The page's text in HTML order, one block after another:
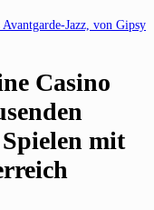
Jazz, von Gipsy
Casino
mit